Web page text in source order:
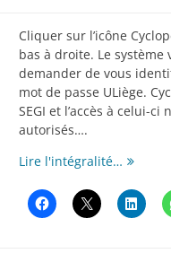
Cliquer sur l’icône
bas à droite. Le
demander de vous
mot de passe ULiège.
SEGI et l’accès à celui-ci
autorisés….
Lire l'intégralité… Cyclope
en